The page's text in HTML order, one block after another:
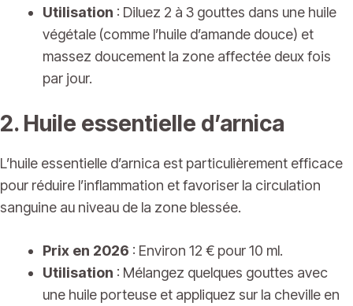
Utilisation : Diluez 2 à 3 gouttes dans une huile
végétale (comme l’huile d’amande douce) et
massez doucement la zone affectée deux fois
par jour.
2. Huile essentielle d’arnica
L’huile essentielle d’arnica est particulièrement efficace
pour réduire l’inflammation et favoriser la circulation
sanguine au niveau de la zone blessée.
Prix en 2026 : Environ 12 € pour 10 ml.
Utilisation : Mélangez quelques gouttes avec
une huile porteuse et appliquez sur la cheville en